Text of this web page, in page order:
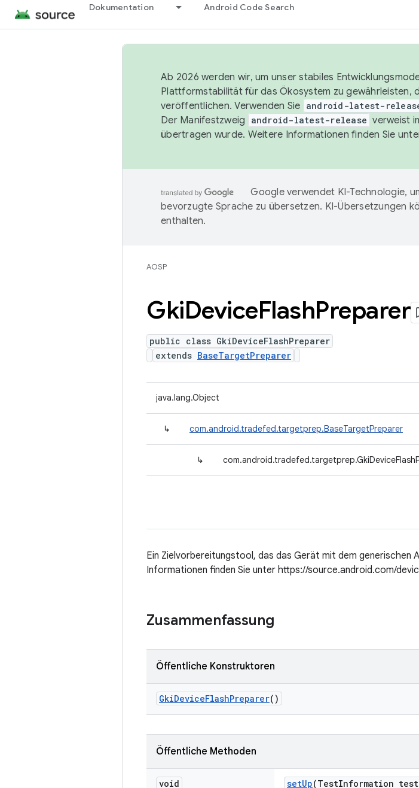
Dokumentation Android Code Search
Ab 2026 werden wir, um unser stabiles
Plattformstabilität für das Ökosystem zu gewährleisten,
veröffentlichen. Verwenden Sie android-latest-
Der Manifestzweig
android-latest-release verweist
übertragen wurde. Weitere Informationen finden Sie
Google verwendet KI-Technologie,
bevorzugte Sprache zu übersetzen. KI-Übersetzungen
enthalten.
AOSP
GkiDeviceFlashPreparer
public class GkiDeviceFlashPreparer
extends BaseTargetPreparer
java.lang.Object
↳ com.android.tradefed.targetprep.BaseTargetPreparer
↳
Ein Zielvorbereitungstool, das das Gerät mit dem generischen
Informationen finden Sie unter https://source.android.com/
Zusammenfassung
Öffentliche Konstruktoren
GkiDeviceFlashPreparer()
Öffentliche Methoden
void setUp(TestInformation test